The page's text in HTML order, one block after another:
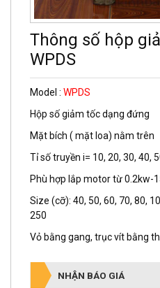
Thông số hộp
WPDS
Model : WPDS
Hộp số giảm tốc dạng đứng
Mặt bích ( mặt loa) nằm trên
Tỉ số truyền i= 10, 20, 30, 40,
Phù hợp lắp motor từ 0.2kw-
Size (cỡ): 40, 50, 60, 70, 80,
250
Vỏ bằng gang, trục vít bằng
NHẬN BÁO GIÁ